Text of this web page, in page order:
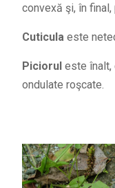
convexă şi, în final,
Cuticulaeste
Picioruleste înalt,
ondulate roşcate.